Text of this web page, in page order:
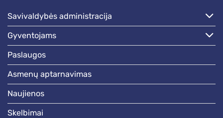
savivaldybės administracija
gyventojams
paslaugos
asmenų aptarnavimas
naujienos
skelbimai